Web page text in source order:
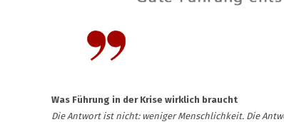
Was Führung in der Krise wirklich braucht
Die Antwort ist nicht: weniger Menschlichkeit. Die